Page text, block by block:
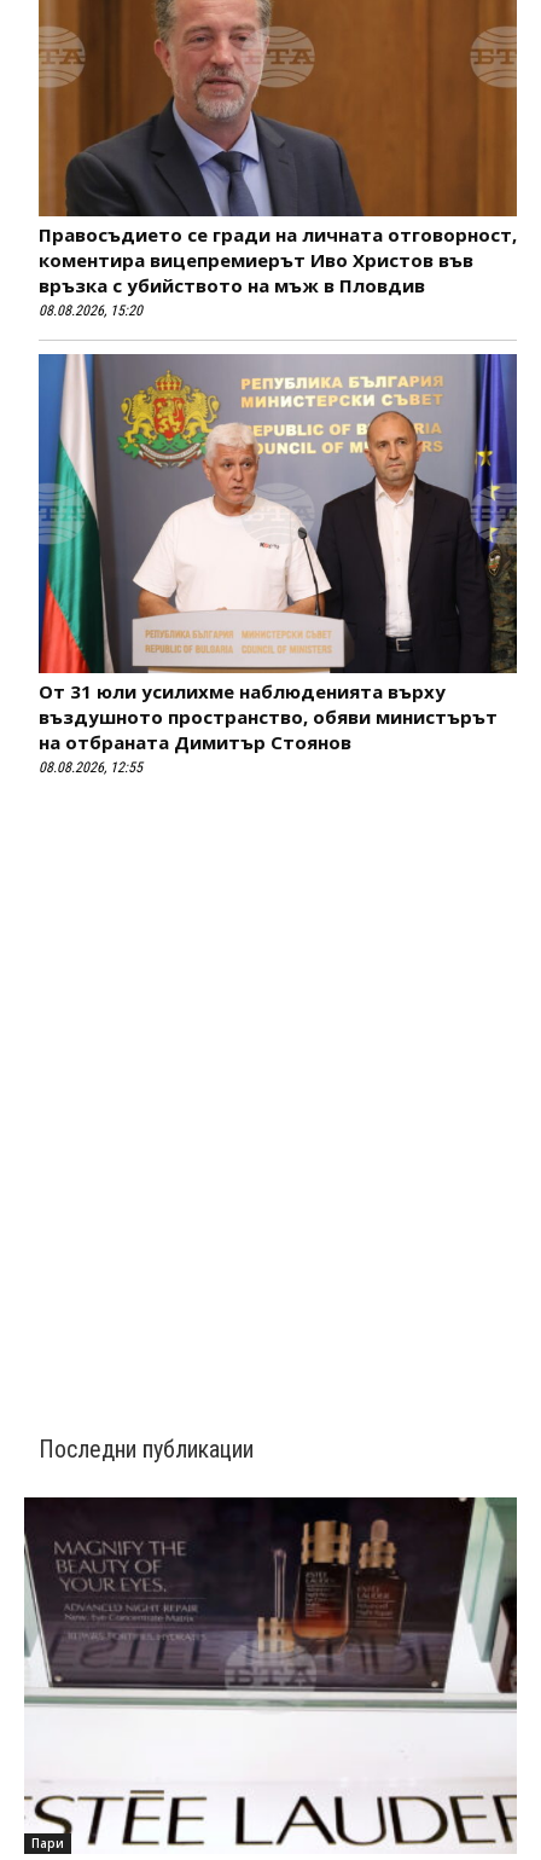
Правосъдието се гради на личната отговорност,
коментира вицепремиерът Иво Христов във
връзка с убийството на мъж в Пловдив
08.08.2026, 15:20
От 31 юли усилихме наблюденията върху
въздушното пространство, обяви министърът
на отбраната Димитър Стоянов
08.08.2026, 12:55
Последни публикации
Пари